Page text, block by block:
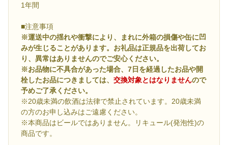
1年間
■注意事項
※運送中の揺れや衝撃により、まれに外箱の損傷や缶に凹
みが生じることがあります。お礼品は正規品を出荷してお
り、異常はありませんのでご安心ください。
※お品物に不具合があった場合、7日を経過したお品や開
栓したお品につきましては、 交換対象とはなりませんので
予めご了承ください。
※20歳未満の飲酒は法律で禁止されています。20歳未満
の方のお申し込みはご遠慮ください。
※本商品はビールではありません。リキュール(発泡性)の
商品です。